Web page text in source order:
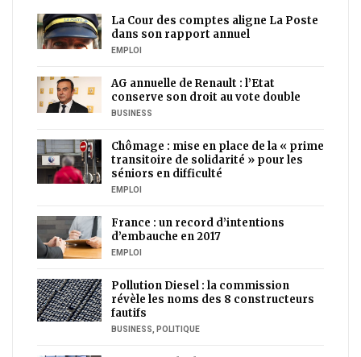
La Cour des comptes aligne La Poste
dans son rapport annuel
EMPLOI
AG annuelle de Renault : l’Etat
conserve son droit au vote double
BUSINESS
Chômage : mise en place de la « prime
transitoire de solidarité » pour les
séniors en difficulté
EMPLOI
France : un record d’intentions
d’embauche en 2017
EMPLOI
Pollution Diesel : la commission
révèle les noms des 8 constructeurs
fautifs
BUSINESS POLITIQUE